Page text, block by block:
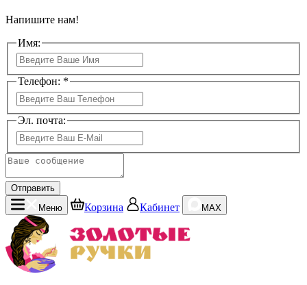
Напишите нам!
Имя:
Телефон: *
Эл. почта:
Отправить
Меню
Корзина Кабинет MAX